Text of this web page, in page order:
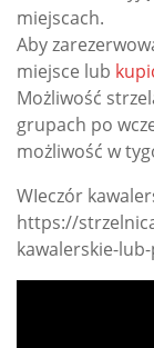
miejscach.
Aby
miejsce lub
Możliwość
grupach po
możliwość w
WIeczór
https://
kawalerskie-